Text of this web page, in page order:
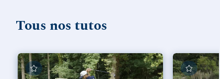
Tous nos tutos